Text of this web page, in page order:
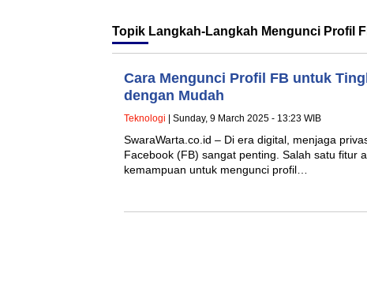
Topik Langkah-Langkah Mengunci Profil
Cara Mengunci Profil FB untuk
dengan Mudah
Teknologi | Sunday, 9 March 2025 - 13:23 WIB
SwaraWarta.co.id – Di era digital, menjaga
Facebook (FB) sangat penting. Salah satu fitur
kemampuan untuk mengunci profil…